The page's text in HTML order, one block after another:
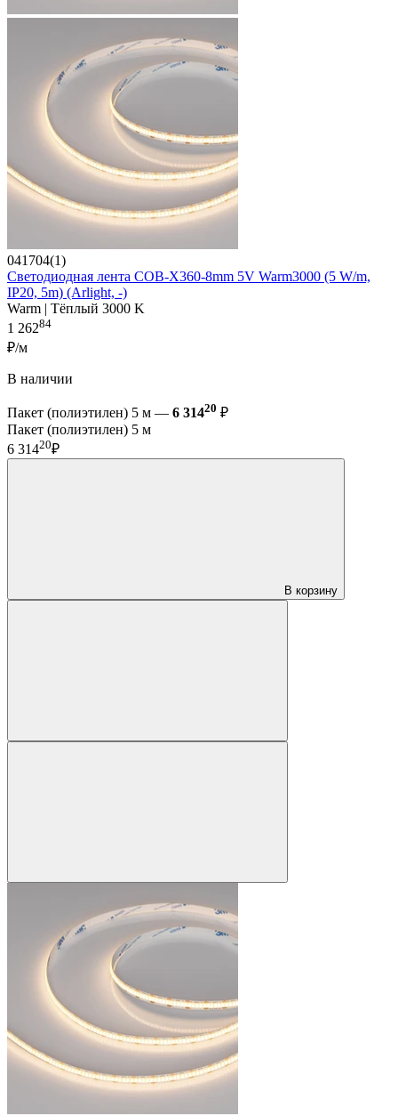
041704(1)
Светодиодная лента COB-X360-8mm 5V Warm3000 (5 W/m,
IP20, 5m) (Arlight, -)
Warm | Тёплый 3000 K
1 26284
₽/м
В наличии
Пакет (полиэтилен) 5 м — 6 31420 ₽
Пакет (полиэтилен) 5 м
6 31420₽
В корзину